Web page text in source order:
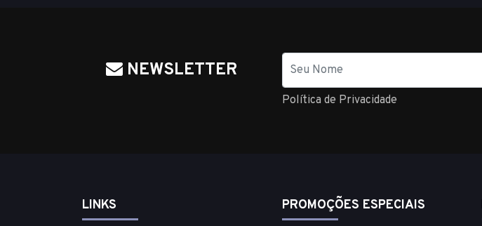
NEWSLETTER
Política de Privacidade
LINKS PROMOÇÕES ESPECIAIS